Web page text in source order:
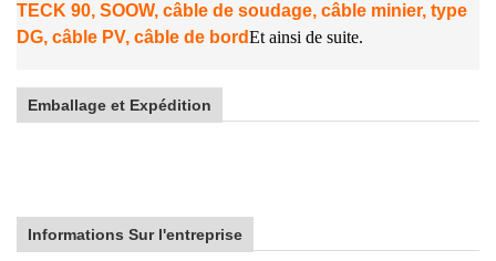
TECK 90, SOOW, câble de soudage, câble minier, type
DG, câble PV, câble de bordEt ainsi de suite.
Emballage et Expédition
Informations Sur l'entreprise